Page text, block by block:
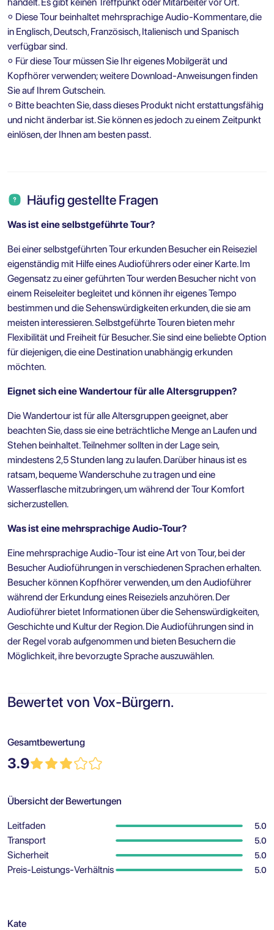
⚬ Diese Tour beinhaltet mehrsprachige Audio-Kommentare, die
in Englisch, Deutsch, Französisch, Italienisch und Spanisch
verfügbar sind.
⚬ Für diese Tour müssen Sie Ihr eigenes Mobilgerät und
Kopfhörer verwenden; weitere Download-Anweisungen finden
Sie auf Ihrem Gutschein.
⚬ Bitte beachten Sie, dass dieses Produkt nicht erstattungsfähig
und nicht änderbar ist. Sie können es jedoch zu einem Zeitpunkt
einlösen, der Ihnen am besten passt.
Häufig gestellte Fragen
Was ist eine selbstgeführte Tour?
Bei einer selbstgeführten Tour erkunden Besucher ein Reiseziel
eigenständig mit Hilfe eines Audioführers oder einer Karte. Im
Gegensatz zu einer geführten Tour werden Besucher nicht von
einem Reiseleiter begleitet und können ihr eigenes Tempo
bestimmen und die Sehenswürdigkeiten erkunden, die sie am
meisten interessieren. Selbstgeführte Touren bieten mehr
Flexibilität und Freiheit für Besucher. Sie sind eine beliebte Option
für diejenigen, die eine Destination unabhängig erkunden
möchten.
Eignet sich eine Wandertour für alle Altersgruppen?
Die Wandertour ist für alle Altersgruppen geeignet, aber
beachten Sie, dass sie eine beträchtliche Menge an Laufen und
Stehen beinhaltet. Teilnehmer sollten in der Lage sein,
mindestens 2,5 Stunden lang zu laufen. Darüber hinaus ist es
ratsam, bequeme Wanderschuhe zu tragen und eine
Wasserflasche mitzubringen, um während der Tour Komfort
sicherzustellen.
Was ist eine mehrsprachige Audio-Tour?
Eine mehrsprachige Audio-Tour ist eine Art von Tour, bei der
Besucher Audioführungen in verschiedenen Sprachen erhalten.
Besucher können Kopfhörer verwenden, um den Audioführer
während der Erkundung eines Reiseziels anzuhören. Der
Audioführer bietet Informationen über die Sehenswürdigkeiten,
Geschichte und Kultur der Region. Die Audioführungen sind in
der Regel vorab aufgenommen und bieten Besuchern die
Möglichkeit, ihre bevorzugte Sprache auszuwählen.
Bewertet von Vox-Bürgern.
Gesamtbewertung
3.9
Übersicht der Bewertungen
Leitfaden 5.0
Transport 5.0
Sicherheit 5.0
Preis-Leistungs-Verhältnis 5.0
Kate